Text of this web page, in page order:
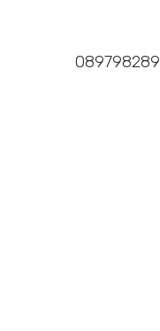
089798289